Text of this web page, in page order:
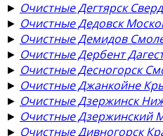
► Очистные Дегтярск
► Очистные Дедовск
► Очистные Демидов
► Очистные Дербент
► Очистные Десногорск
► Очистные Джанкойне
► Очистные Дзержинск
► Очистные Дзержинский
► Очистные Дивногорск